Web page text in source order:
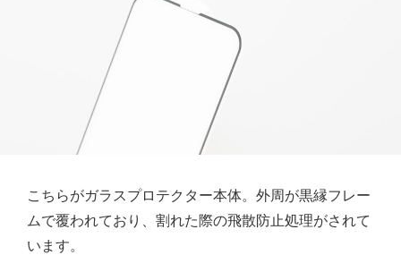
こちらがガラスプロテクター本体。外周が黒縁フレー
ムで覆われており、割れた際の飛散防止処理がされて
います。